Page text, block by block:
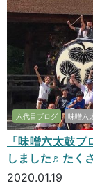
六代目ブログ 味噌六
「味噌六太鼓
しました♬たく
2020.01.19